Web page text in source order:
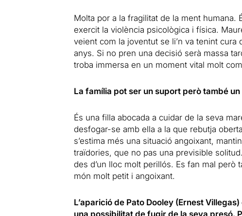
Molta por a la fragilitat de la ment
exercit la violència psicològica i física.
veient com la joventut se li’n va tenint
anys. Si no pren una decisió serà massa
troba immersa en un moment vital molt
La família pot ser un suport però també un
És una filla abocada a cuidar de la seva
desfogar-se amb ella a la que rebutja
s’estima més una situació angoixant,
traïdories, que no pas una previsible
des d’un lloc molt perillós. Es fan mal
món molt petit i angoixant.
L’aparició de Pato Dooley (Ernest
una possibilitat de fugir de la seva presó.